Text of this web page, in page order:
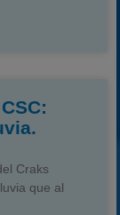
Craks
que al